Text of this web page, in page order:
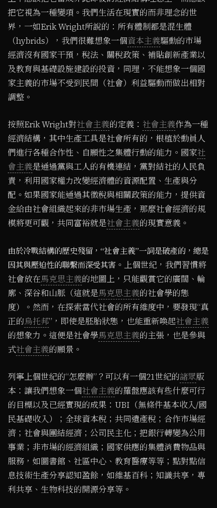
把它視為一種變項。我們生活在現實的而非理念的世
界，一如Erik Wright所說的：所有體制都是混生體
（hybrids），我們很難想象一個資本主義驅動的市場
經濟沒有國家干預，稅法、關稅政策、補貼創新產業以
及教育與基礎設施建設的投資，同理，不能想象一個國
家主義的市場不受到民間（社會）利益驅動而做出相對
調整。
按照Erik Wright對社會主義的定義： 社會主義作為一種
經濟結構，其中生產工具是社會所有的，根植於動員人
們進行各種合作性、自願性之集體行動的能力。國家社
會主義是通過黨與工人的有機連結，黨對結社的人民負
責，利用國家權力改變經濟體的資源配置、生產與分
配。如果國家能通過其徵稅與相關政策的能力，提供資
金給由社會組織起來的非市場生產，那麼社會經濟的規
模將更可觀，共同富裕就是社會主義的現實意義。
由於冷戰結構的歷史殘留，“社會主義”一詞是破產的，總是
因其與壓迫性的聯繫而深受其害 。上個世紀，我們習慣將
社會放在馬克思主義的地圖上，只能觀賞它的廣闊、輪
廓、深谷和山脈（這就是馬克思主義的社會學的態
度）。然而，在探索當代社會的所有維度中，要發現“真
正的烏托邦”，即使是胚胎狀態，也能重新喚起社會主義
的想象力。這便是社會學馬克思主義的主張，也是參與
式社會主義的願景。
列寧上個世紀的“怎麼辦”？可以有一個21世紀的諸眾版
本：讓我們想象一個社會主義的羅盤應該有些什麼可行
的目標以及已經實現的成果：UBI（無條件基本收入/國
民基礎收入）；全球資本稅；共同遺產稅；合作市場經
濟；社會與團結經濟；公司民主化；把銀行轉變為公用
事業；非市場的經濟組織；國家供應的集體消費物品與
服務，如圖書館、社區中心、教育醫療等等；點對點信
息技術生產分享認知盈餘，如維基百科；知識共享，專
利共享、生物科技的開源分享等。